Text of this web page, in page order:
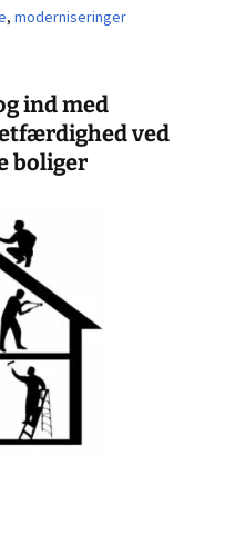
, moderniseringer
ind med
ved
boliger